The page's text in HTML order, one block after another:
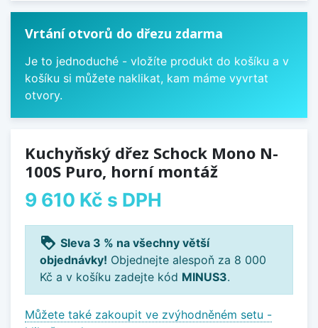
Vrtání otvorů do dřezu zdarma
Je to jednoduché - vložíte produkt do košíku a v
košíku si můžete naklikat, kam máme vyvrtat
otvory.
Kuchyňský dřez Schock Mono N-
100S Puro, horní montáž
9 610 Kč s DPH
loyalty Sleva 3 % na všechny větší
objednávky! Objednejte alespoň za 8 000
Kč a v košíku zadejte kód MINUS3.
Můžete také zakoupit ve zvýhodněném setu -